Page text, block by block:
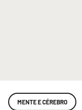
MENTE E CÉREBRO